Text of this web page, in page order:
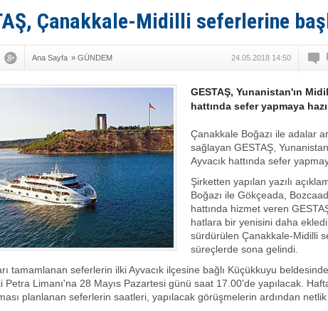
DÖDER, 28. Dönem
Fairline, Türkiye’de
Çanakkale-Midilli seferlerine
Ana Sayfa » GÜNDEM 24.05.2018 14:50
GESTAŞ, Yunanistan'ın
hattında sefer yapmaya
Çanakkale Boğazı ile adalar
sağlayan GESTAŞ,
Ayvacık hattında sefer
Şirketten yapılan yazılı
Boğazı ile Gökçeada,
hattında hizmet veren
hatlara bir yenisini daha
sürdürülen Çanakkale-Midilli
süreçlerde sona gelindi.
tamamlanan seferlerin ilki Ayvacık ilçesine bağlı Küçükkuyu
Petra Limanı'na 28 Mayıs Pazartesi günü saat 17.00'de yapılacak.
planlanan seferlerin saatleri, yapılacak görüşmelerin ardından